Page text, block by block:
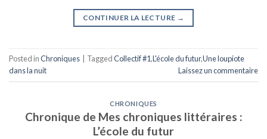
CONTINUER LA LECTURE →
Posted inChroniques TaggedCollectif #1,L'école du futur,Une loupiote
dans la nuit
Laissez un commentaire
CHRONIQUES
Chronique de Mes chroniques littéraires :
L’école du futur